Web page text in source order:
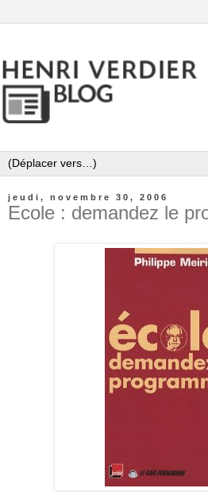
jeudi, novembre 30, 2006
Ecole : demandez le